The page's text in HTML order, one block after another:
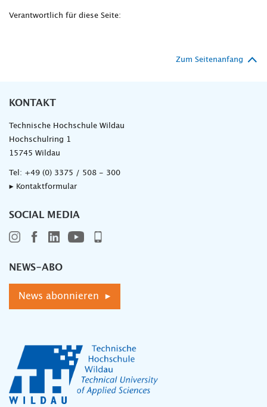
Verantwortlich für diese Seite:
Zum Seitenanfang
KONTAKT
Technische Hochschule Wildau
Hochschulring 1
15745 Wildau
Tel: +49 (0) 3375 / 508 - 300
▸ Kontaktformular
SOCIAL MEDIA
NEWS-ABO
News abonnieren ▸